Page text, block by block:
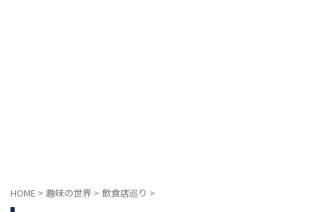
HOME > 趣味の世界 > 飲食店巡り >